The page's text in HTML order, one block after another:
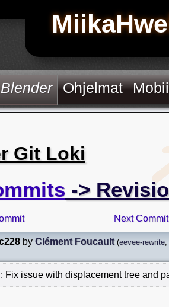
Blender Ohjelmat
Git Loki
->
Next
by Clément Foucault (eevee-rewrite
Fix issue with displacement tree and